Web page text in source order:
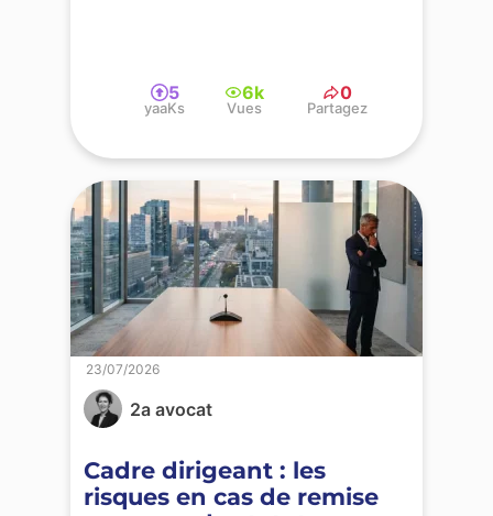
5
yaaKs
6k
Vues
0
Partagez
2a avocat
Cadre dirigeant : les
risques en cas de remise
23/07/2026